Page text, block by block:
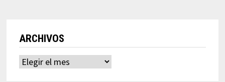
ARCHIVOS
Archivos